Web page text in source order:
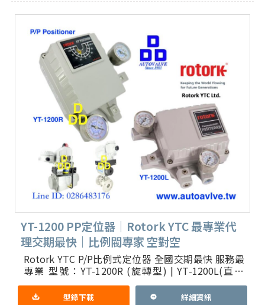
YT-1200 PP定位器｜Rotork YTC 最專業代
理交期最快｜比例閥專家 空對空
Rotork YTC P/P比例式定位器 全國交期最快 服務最
專業 型號：YT-1200R (旋轉型) | YT-1200L(直線
型） 防水IP66 功能說明：
型錄下載 詳細資訊